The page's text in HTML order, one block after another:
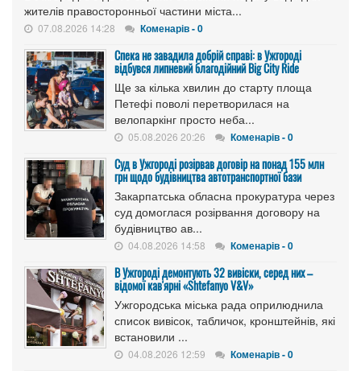
жителів правосторонньої частини міста...
07.08.2026 14:28 Коменарів - 0
Спека не завадила добрій справі: в Ужгороді
відбувся липневий благодійний Big City Ride
Ще за кілька хвилин до старту площа
Петефі поволі перетворилася на
велопаркінг просто неба...
05.08.2026 20:26 Коменарів - 0
Cуд в Ужгороді розірвав договір на понад 155 млн
грн щодо будівництва автотранспортної бази
Закарпатська обласна прокуратура через
суд домоглася розірвання договору на
будівництво ав...
04.08.2026 14:58 Коменарів - 0
В Ужгороді демонтують 32 вивіски, серед них –
відомої кав'ярні «Shtefanyo V&V»
Ужгородська міська рада оприлюднила
список вивісок, табличок, кронштейнів, які
встановили ...
04.08.2026 12:59 Коменарів - 0